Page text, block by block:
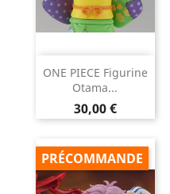
ONE PIECE Figurine
Otama...
Prix
30,00 €
PRÉCOMMANDE